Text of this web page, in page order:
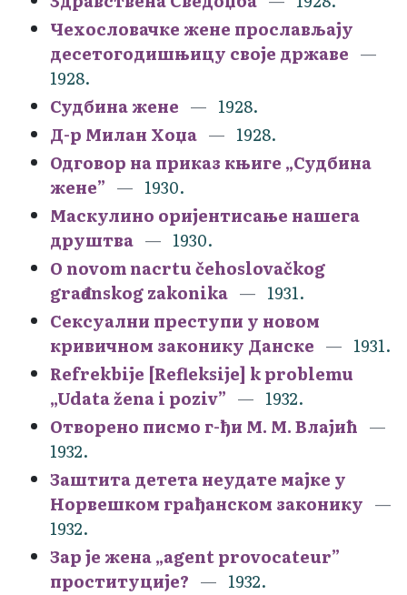
Чехословачке жене прослављају
десетогодишњицу своје државе
1928.
Судбина жене
1928.
Д-р Милан Хоџа
1928.
Одговор на приказ књиге „Судбина
жене”
1930.
Маскулино оријентисање нашега
друштва
1930.
O novom nacrtu čehoslovačkog
građanskog zakonika
1931.
Сексуални преступи у новом
кривичном законику Данске
1931.
Refrekbije [Refleksije] k problemu
„Udata žena i poziv”
1932.
Отворено писмо г-ђи М. М. Влајић
1932.
Заштита детета неудате мајке у
Норвешком грађанском законику
1932.
Зар је жена „agent provocateur”
проституције?
1932.